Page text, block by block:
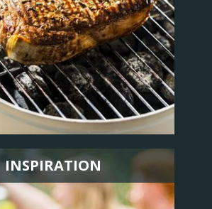
INSPIRATION